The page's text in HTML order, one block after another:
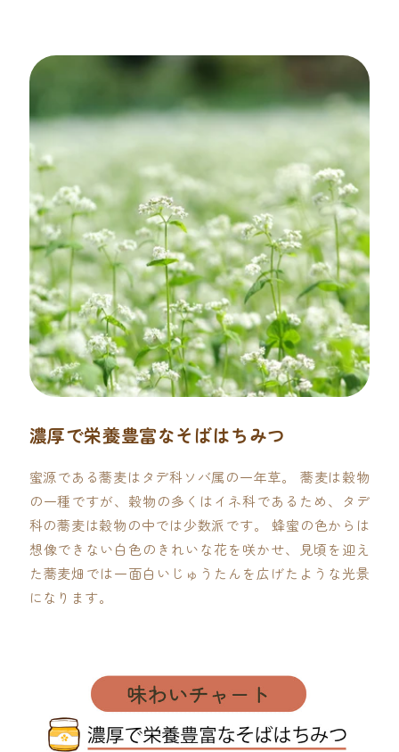
濃厚で栄養豊富なそばはちみつ
蜜源である蕎麦はタデ科ソバ属の一年草。 蕎麦は穀物
の一種ですが、穀物の多くはイネ科であるため、タデ
科の蕎麦は穀物の中では少数派です。 蜂蜜の色からは
想像できない白色のきれいな花を咲かせ、見頃を迎え
た蕎麦畑では一面白いじゅうたんを広げたような光景
になります。